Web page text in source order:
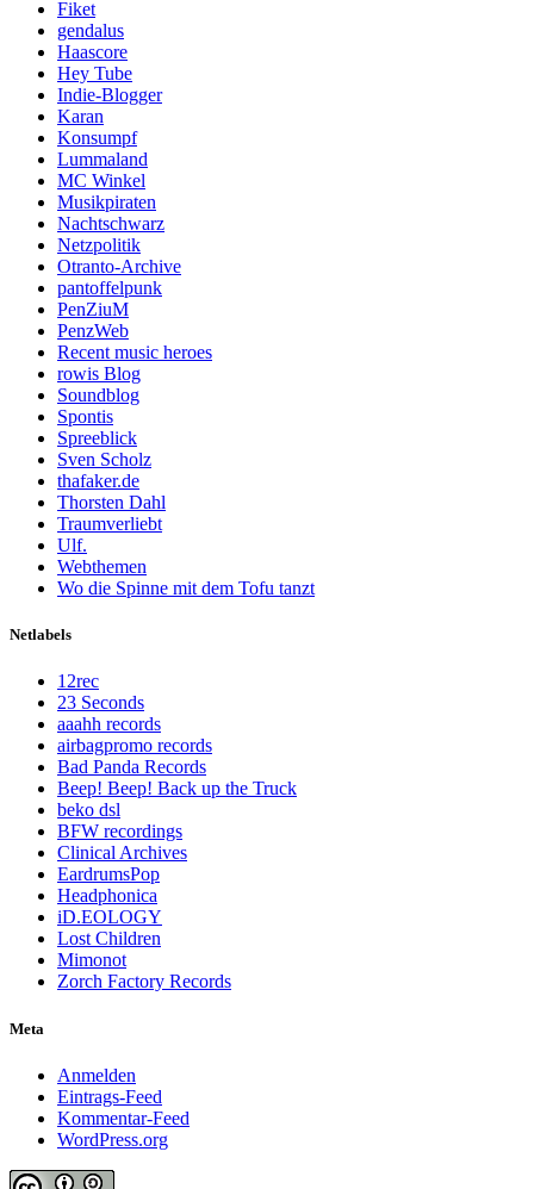
Fiket
gendalus
Haascore
Hey Tube
Indie-Blogger
Karan
Konsumpf
Lummaland
MC Winkel
Musikpiraten
Nachtschwarz
Netzpolitik
Otranto-Archive
pantoffelpunk
PenZiuM
PenzWeb
Recent music heroes
rowis Blog
Soundblog
Spontis
Spreeblick
Sven Scholz
thafaker.de
Thorsten Dahl
Traumverliebt
Ulf.
Webthemen
Wo die Spinne mit dem Tofu tanzt
Netlabels
12rec
23 Seconds
aaahh records
airbagpromo records
Bad Panda Records
Beep! Beep! Back up the Truck
beko dsl
BFW recordings
Clinical Archives
EardrumsPop
Headphonica
iD.EOLOGY
Lost Children
Mimonot
Zorch Factory Records
Meta
Anmelden
Eintrags-Feed
Kommentar-Feed
WordPress.org